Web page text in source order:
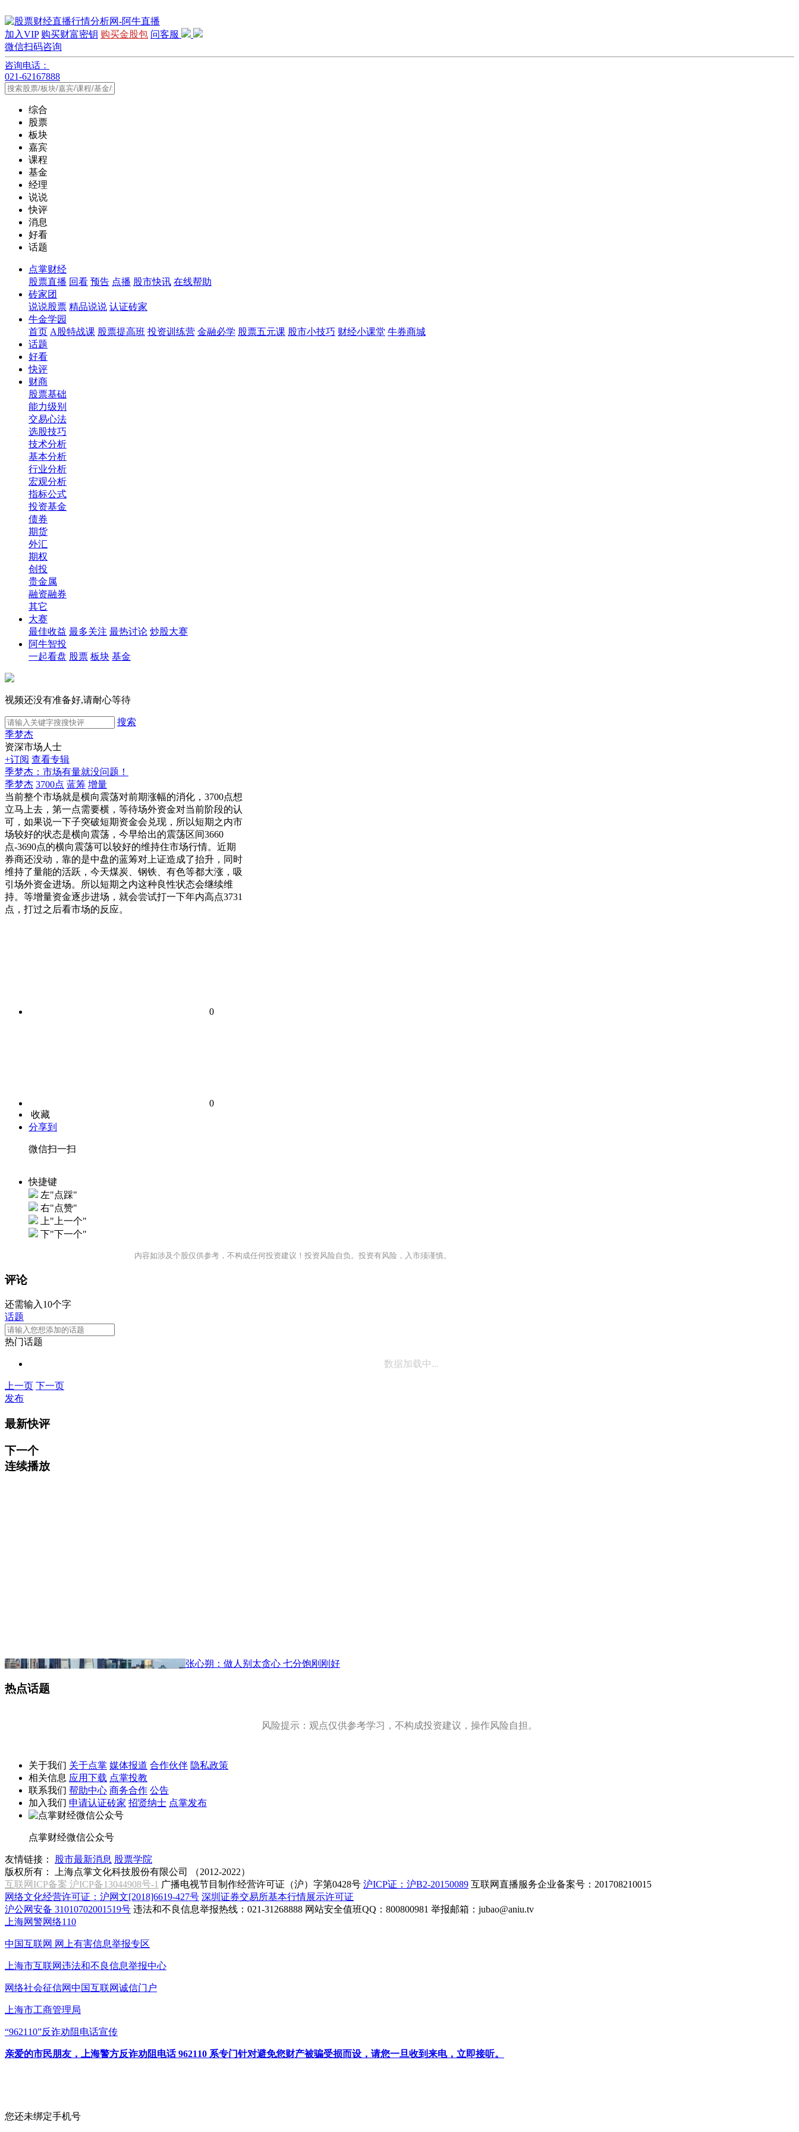
加入VIP 购买财富密钥 购买金股包 问客服
微信扫码咨询
咨询电话：
021-62167888
综合
股票
板块
嘉宾
课程
基金
经理
说说
快评
消息
好看
话题
点掌财经
股票直播 回看 预告 点播 股市快讯 在线帮助
砖家团
说说股票 精品说说 认证砖家
牛金学园
首页 A股特战课 股票提高班 投资训练营 金融必学 股票五元课 股市小技巧 财经小课堂 牛券商城
话题
好看
快评
财商
股票基础
能力级别
交易心法
选股技巧
技术分析
基本分析
行业分析
宏观分析
指标公式
投资基金
债券
期货
外汇
期权
创投
贵金属
融资融券
其它
大赛
最佳收益 最多关注 最热讨论 炒股大赛
阿牛智投
一起看盘 股票 板块 基金
视频还没有准备好,请耐心等待
搜索
季梦杰
资深市场人士
+订阅 查看专辑
季梦杰：市场有量就没问题！
季梦杰 3700点 蓝筹 增量
当前整个市场就是横向震荡对前期涨幅的消化，3700点想
立马上去，第一点需要横，等待场外资金对当前阶段的认
可，如果说一下子突破短期资金会兑现，所以短期之内市
场较好的状态是横向震荡，今早给出的震荡区间3660
点-3690点的横向震荡可以较好的维持住市场行情。近期
券商还没动，靠的是中盘的蓝筹对上证造成了抬升，同时
维持了量能的活跃，今天煤炭、钢铁、有色等都大涨，吸
引场外资金进场。所以短期之内这种良性状态会继续维
持。等增量资金逐步进场，就会尝试打一下年内高点3731
点，打过之后看市场的反应。
0
0
收藏
分享到
微信扫一扫
快捷键
左"点踩"
右"点赞"
上"上一个"
下"下一个"
内容如涉及个股仅供参考，不构成任何投资建议！投资风险自负。投资有风险，入市须谨慎。
评论
还需输入10个字
话题
热门话题
数据加载中...
上一页 下一页
发布
最新快评
下一个
连续播放
张心朔：做人别太贪心 七分饱刚刚好
热点话题
风险提示：观点仅供参考学习，不构成投资建议，操作风险自担。
关于我们 关于点掌 媒体报道 合作伙伴 隐私政策
相关信息 应用下载 点掌投教
联系我们 帮助中心 商务合作 公告
加入我们 申请认证砖家 招贤纳士 点掌发布
点掌财经微信公众号
友情链接： 股市最新消息 股票学院
版权所有：
上海点掌文化科技股份有限公司 （2012-2022）
互联网ICP备案 沪ICP备13044908号-1 广播电视节目制作经营许可证（沪）字第0428号 沪ICP证：沪B2-20150089 互联网直播服务企业备案号：201708210015
网络文化经营许可证：沪网文[2018]6619-427号 深圳证券交易所基本行情展示许可证
沪公网安备 31010702001519号 违法和不良信息举报热线：021-31268888 网站安全值班QQ：800800981 举报邮箱： jubao@aniu.tv
上海网警网络110
中国互联网 网上有害信息举报专区
上海市互联网违法和不良信息举报中心
网络社会征信网中国互联网诚信门户
上海市工商管理局
“962110”反诈劝阻电话宣传
亲爱的市民朋友，上海警方反诈劝阻电话 962110 系专门针对避免您财产被骗受损而设，请您一旦收到来电，立即接听。
您还未绑定手机号